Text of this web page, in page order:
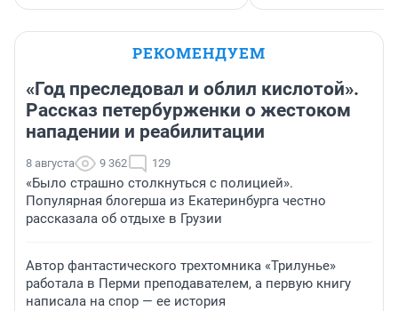
РЕКОМЕНДУЕМ
«Год преследовал и облил кислотой».
Рассказ петербурженки о жестоком
нападении и реабилитации
8 августа 9 362 129
«Было страшно столкнуться с полицией».
Популярная блогерша из Екатеринбурга честно
рассказала об отдыхе в Грузии
Автор фантастического трехтомника «Трилунье»
работала в Перми преподавателем, а первую книгу
написала на спор — ее история